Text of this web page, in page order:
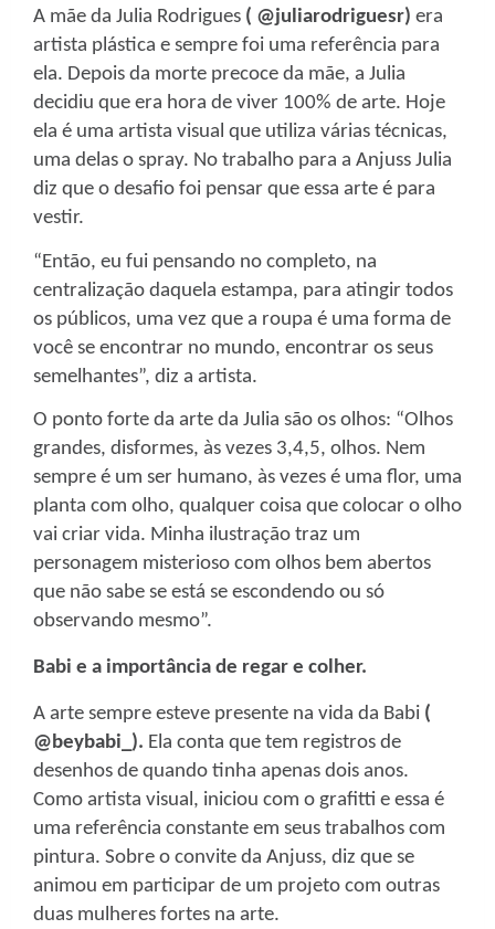
A mãe da Julia Rodrigues ( @juliarodriguesr) era
artista plástica e sempre foi uma referência para
ela. Depois da morte precoce da mãe, a Julia
decidiu que era hora de viver 100% de arte. Hoje
ela é uma artista visual que utiliza várias técnicas,
uma delas o spray. No trabalho para a Anjuss Julia
diz que o desafio foi pensar que essa arte é para
vestir.
“Então, eu fui pensando no completo, na
centralização daquela estampa, para atingir todos
os públicos, uma vez que a roupa é uma forma de
você se encontrar no mundo, encontrar os seus
semelhantes”, diz a artista.
O ponto forte da arte da Julia são os olhos: “Olhos
grandes, disformes, às vezes 3,4,5, olhos. Nem
sempre é um ser humano, às vezes é uma flor, uma
planta com olho, qualquer coisa que colocar o olho
vai criar vida. Minha ilustração traz um
personagem misterioso com olhos bem abertos
que não sabe se está se escondendo ou só
observando mesmo”.
Babi e a importância de regar e colher.
A arte sempre esteve presente na vida da Babi (
@beybabi_). Ela conta que tem registros de
desenhos de quando tinha apenas dois anos.
Como artista visual, iniciou com o grafitti e essa é
uma referência constante em seus trabalhos com
pintura. Sobre o convite da Anjuss, diz que se
animou em participar de um projeto com outras
duas mulheres fortes na arte.